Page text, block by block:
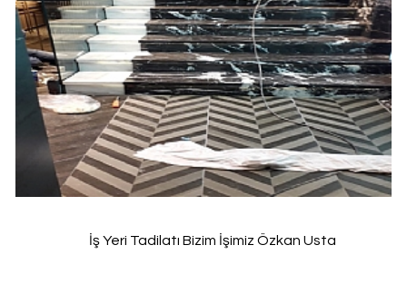
İş Yeri Tadilatı Bizim İşimiz Özkan Usta